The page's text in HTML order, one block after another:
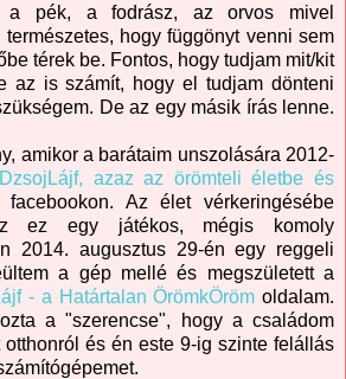
a pék, a fodrász, az orvos mivel
hogy függönyt venni sem
térek be. Fontos, hogy tudjam mit/kit
az is számít, hogy el tudjam dönteni
De az egy másik írás lenne.
amikor a barátaim unszolására 2012-
DzsojLájf, azaz az örömteli életbe és
facebookon. Az élet vérkeringésébe
ez egy játékos, mégis komoly
2014. augusztus 29-én egy reggeli
a gép mellé és megszületett a
- a Határtalan ÖrömkÖröm oldalam.
a "szerencse", hogy a családom
és én este 9-ig szinte felállás